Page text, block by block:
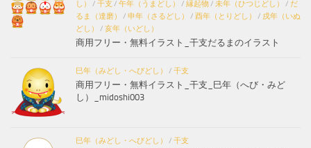
し）
/ 干支 / 午年（うまどし） / 縁起物/ 未年（ひつじどし） / だ
るま（達磨）
/ 申年（さるどし） / 酉年（とりどし） / 戌年（いぬ
どし）
/ 亥年（いどし）
商用フリー・無料イラスト_干支だるまのイラスト
巳年（みどし・へびどし） / 干支
商用フリー・無料イラスト_干支_巳年（へび・みど
し）_midoshi003
巳年（みどし・へびどし） / 干支